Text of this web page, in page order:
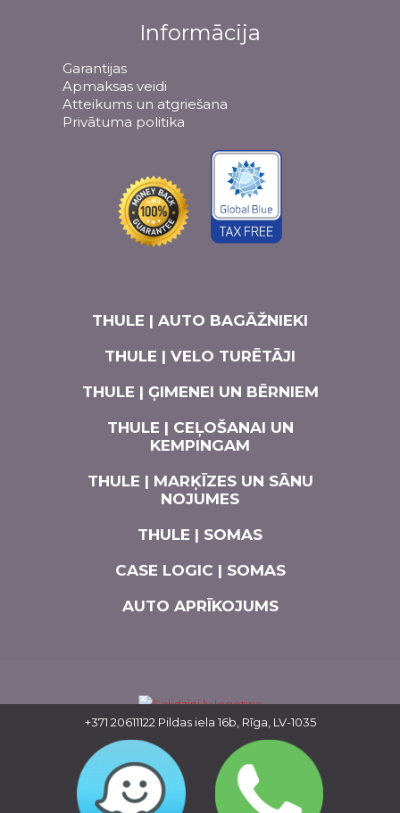
Informācija
Garantijas
Apmaksas veidi
Atteikums un atgriešana
Privātuma politika
THULE | AUTO BAGĀŽNIEKI
THULE | VELO TURĒTĀJI
THULE | ĢIMENEI UN BĒRNIEM
THULE | CEĻOŠANAI UN
KEMPINGAM
THULE | MARĶĪZES UN SĀNU
NOJUMES
THULE | SOMAS
CASE LOGIC | SOMAS
AUTO APRĪKOJUMS
+371 20611122 Pildas iela 16b, Rīga, LV-1035